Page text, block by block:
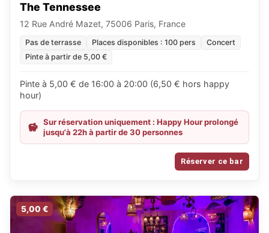
The Tennessee
12 Rue André Mazet, 75006 Paris, France
Pas de terrasse Places disponibles : 100 pers
Concert
Pinte à partir de 5,00 €
Pinte à 5,00 € de 16:00 à 20:00 (6,50 € hors happy
hour)
Sur réservation uniquement : Happy Hour prolongé
jusqu'à 22h à partir de 30 personnes
Réserver ce bar
5,00 €